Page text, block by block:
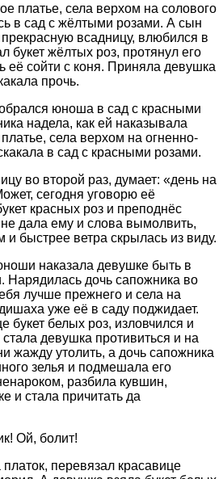
платье, села верхом на солового
в сад с жёлтыми розами. А сын
всадницу, влюбился в
букет жёлтых роз, протянул его
её сойти с коня. Приняла девушка
прочь.
юноша в сад с красными
надела, как ей наказывала
села верхом на огненно-
в сад с красными розами.
во второй раз, думает: «день на
сегодня уговорю её
красных роз и преподнёс
дала ему и слова вымолвить,
и быстрее ветра скрылась из виду.
наказала девушке быть в
Нарядилась дочь сапожника во
лучше прежнего и села на
уже её в саду поджидает.
букет белых роз, изловчился и
девушка противиться и на
жажду утолить, а дочь сапожника
зелья и подмешала его
разбила кувшин,
и стала причитать да
Ой, болит!
перевязал красавице